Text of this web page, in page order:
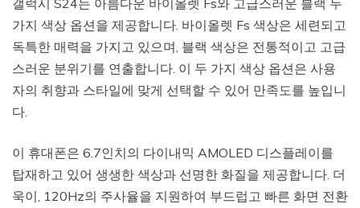
가지 색상 옵션을 제공합니다. 바이올렛 Fs 색상은 세련되고
독특한 매력을 가지고 있으며, 블랙 색상은 전통적이고 고급
스러운 분위기를 연출합니다. 이 두 가지 색상 옵션은 사용
자의 취향과 스타일에 맞게 선택할 수 있어 만족도를 높입니
다.
이 휴대폰은 6.7인치의 다이내믹 AMOLED 디스플레이를
탑재하고 있어 생생한 색상과 선명한 화질을 제공합니다. 더
욱이, 120Hz의 주사율을 지원하여 부드럽고 빠른 화면 전환